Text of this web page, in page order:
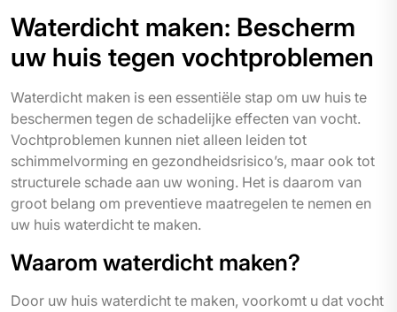
Waterdicht maken: Bescherm
uw huis tegen vochtproblemen
Waterdicht maken is een essentiële stap om uw huis te
beschermen tegen de schadelijke effecten van vocht.
Vochtproblemen kunnen niet alleen leiden tot
schimmelvorming en gezondheidsrisico’s, maar ook tot
structurele schade aan uw woning. Het is daarom van
groot belang om preventieve maatregelen te nemen en
uw huis waterdicht te maken.
Waarom waterdicht maken?
Door uw huis waterdicht te maken, voorkomt u dat vocht